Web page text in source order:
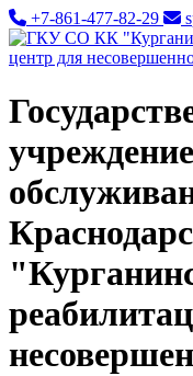
+7-861-477-82-29